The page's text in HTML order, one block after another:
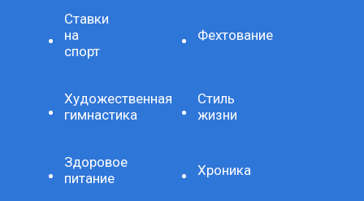
Ставки
на
спорт
Фехтование
Художественная
гимнастика
Стиль
жизни
Здоровое
питание
Хроника